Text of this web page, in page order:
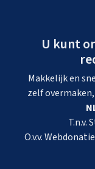
U kunt
Makkelijk en
zelf
T.n.v.
O.v.v.